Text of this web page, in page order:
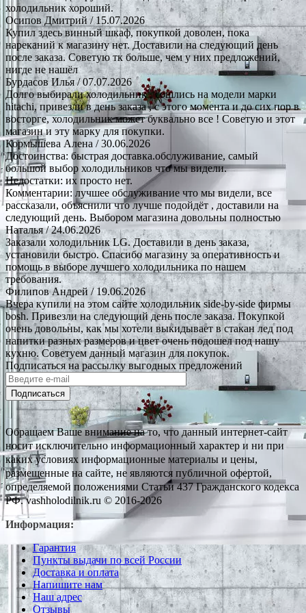
холодильник хороший.
Осипов Дмитрий/ 15.07.2026
Купил здесь винный шкаф, покупкой доволен, пока
нареканий к магазину нет. Доставили на следующий день
после заказа. Советую тк больше, чем у них предложений,
нигде не нашёл
Бурдасов Илья/ 07.07.2026
Долго выбирали холодильник , сошлись на модели марки
hitachi, привезли в день заказа , с этого момента и до сих пор в
восторге, холодильник может буквально все ! Советую и этот
магазин и эту марку для покупки.
Кормышева Алена / 30.06.2026
Достоинства: быстрая доставка.обслуживание, самый
большой выбор холодильников что мы видели.
Недостатки: их просто нет.
Комментарии: лучшее обслуживание что мы видели, все
рассказали, объяснили что лучше подойдёт , доставили на
следующий день. Выбором магазина довольны полностью
Наталья/ 24.06.2026
Заказали холодильник LG. Доставили в день заказа,
установили быстро. Спасибо магазину за оперативность и
помощь в выборе лучшего холодильника по нашем
требования.
Филипов Андрей / 19.06.2026
Вчера купили на этом сайте холодильник side-by-side фирмы
bosh. Привезли на следующий день после заказа. Покупкой
очень довольны, как мы хотели выкидывает в стакан лед под
напитки разных размеров и цвет очень подошел под нашу
кухню. Советуем данный магазин для покупок.
Подписаться на рассылку выгодных предложений
Подписаться
Обращаем Ваше внимание на то, что данный интернет-сайт
носит исключительно информационный характер и ни при
каких условиях информационные материалы и цены,
размещенные на сайте, не являются публичной офертой,
определяемой положениями Статьи 437 Гражданского кодекса
РФ. vashholodilnik.ru © 2016-2026
Информация:
Гарантия
Пункты выдачи по всей России
Доставка и оплата
Напишите нам
Наш адрес
Отзывы